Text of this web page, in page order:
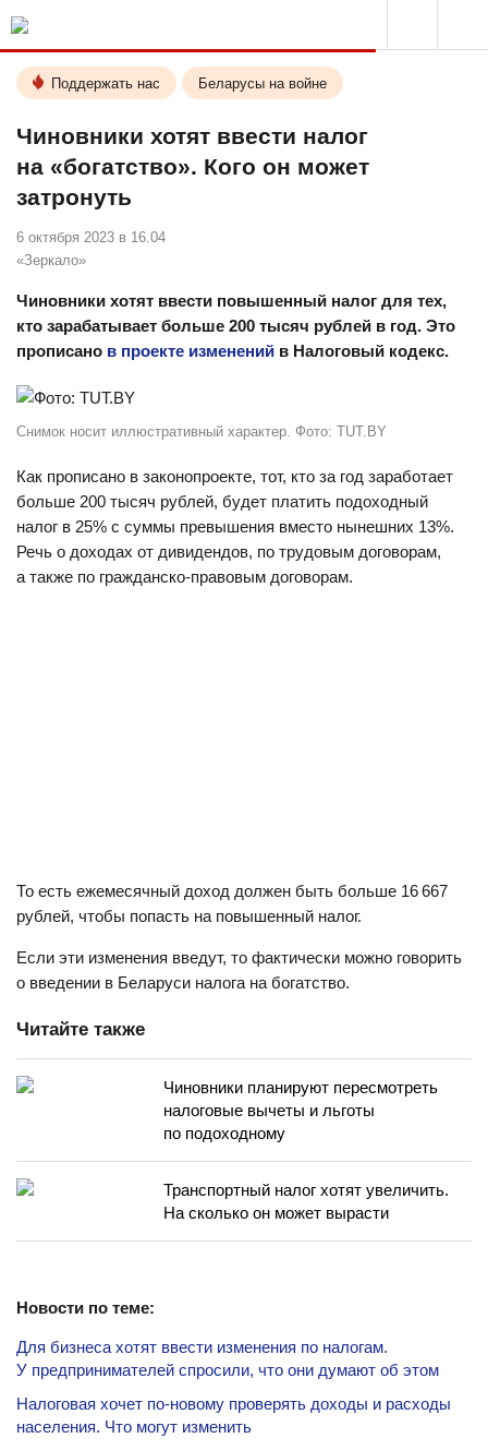
Поддержать нас Беларусы на войне
Чиновники хотят ввести налог
на «богатство». Кого он может
затронуть
6 октября 2023 в 16.04
«Зеркало»
Чиновники хотят ввести повышенный налог для тех,
кто зарабатывает больше 200 тысяч рублей в год. Это
прописано в проекте изменений в Налоговый кодекс.
Снимок носит иллюстративный характер. Фото: TUT.BY
Как прописано в законопроекте, тот, кто за год заработает
больше 200 тысяч рублей, будет платить подоходный
налог в 25% с суммы превышения вместо нынешних 13%.
Речь о доходах от дивидендов, по трудовым договорам,
а также по гражданско-правовым договорам.
То есть ежемесячный доход должен быть больше 16 667
рублей, чтобы попасть на повышенный налог.
Если эти изменения введут, то фактически можно говорить
о введении в Беларуси налога на богатство.
Читайте также
Чиновники планируют пересмотреть
налоговые вычеты и льготы
по подоходному
Транспортный налог хотят увеличить.
На сколько он может вырасти
Новости по теме:
Для бизнеса хотят ввести изменения по налогам.
У предпринимателей спросили, что они думают об этом
Налоговая хочет по-новому проверять доходы и расходы
населения. Что могут изменить